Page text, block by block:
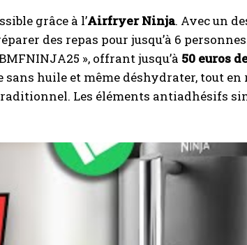
grâce à l’Airfryer Ninja. Avec un
des repas pour jusqu’à 6
», offrant jusqu’à 50 euros
huile et même déshydrater, tout en
Les éléments antiadhésifs